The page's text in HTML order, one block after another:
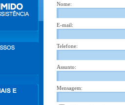
Nome:
E-mail:
Telefone:
Assunto:
Mensagem: